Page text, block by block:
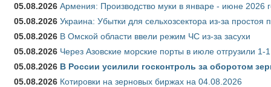
05.08.2026 Армения: Производство муки в январе - июне 2026
05.08.2026 Украина: Убытки для сельхозсектора из-за простоя
05.08.2026 В Омской области ввели режим ЧС из-за засухи
05.08.2026 Через Азовские морские порты в июле отгрузили
05.08.2026 В России усилили госконтроль за оборотом
05.08.2026 Котировки на зерновых биржах на 04.08.2026